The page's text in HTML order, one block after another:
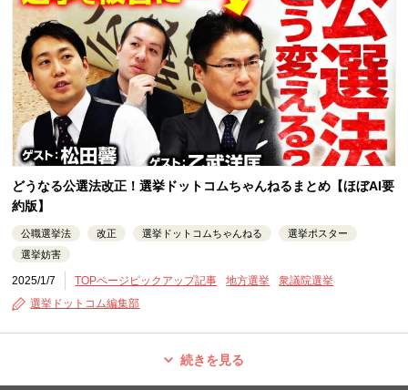
どうなる公選法改正！選挙ドットコムちゃんねるまとめ【ほぼAI要
約版】
公職選挙法 改正 選挙ドットコムちゃんねる
選挙ポスター
選挙妨害
2025/1/7 TOPページピックアップ記事 地方選挙
衆議院選挙
選挙ドットコム編集部
続きを見る